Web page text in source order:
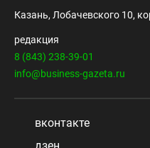
Казань, Лобачевского 10,
редакция
8 (843) 238-39-01
info@business-gazeta.ru
вконтакте